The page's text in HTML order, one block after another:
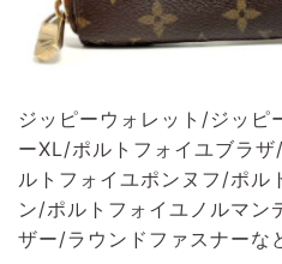
ジッピーウォレット/ジッピ
ーXL/ポルトフォイユブラ
ルトフォイユポンヌフ/ポル
ン/ポルトフォイユノルマン
ザー/ラウンドファスナーな